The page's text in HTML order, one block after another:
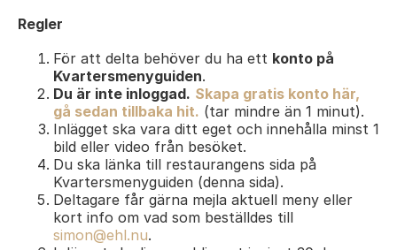
Regler
För att delta behöver du ha ett konto på
Kvartersmenyguiden.
Du är inte inloggad. Skapa gratis konto här,
gå sedan tillbaka hit. (tar mindre än 1 minut).
Inlägget ska vara ditt eget och innehålla minst 1
bild eller video från besöket.
Du ska länka till restaurangens sida på
Kvartersmenyguiden (denna sida).
Deltagare får gärna mejla aktuell meny eller
kort info om vad som beställdes till
simon@ehl.nu.